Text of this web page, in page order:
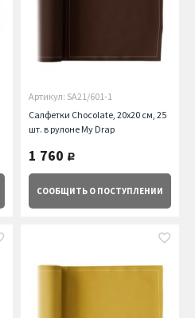
Артикул: SA21/601-1
Салфетки Chocolate, 20х20 см, 25
шт. в рулоне My Drap
1 760 руб.
СООБЩИТЬ О ПОСТУПЛЕНИИ